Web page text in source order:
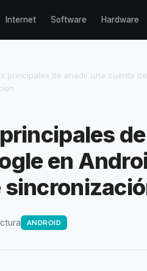
Internet Software Hardware
principales de anadir una cuenta
en
ANDROID